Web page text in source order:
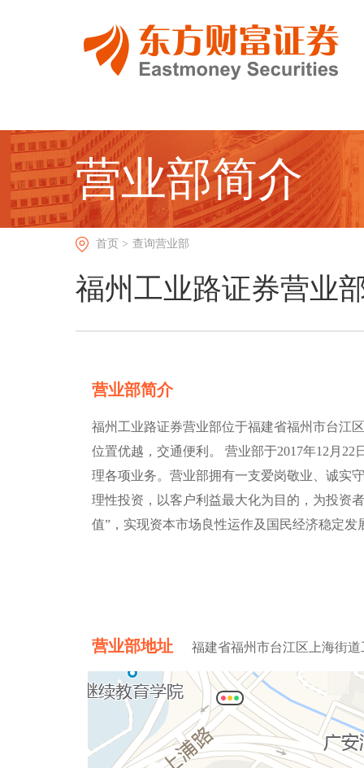
营业部简介
首页 > 查询营业部
福州工业路证券营业
营业部简介
福州工业路证券营业部位于福建省福州市台江
位置优越，交通便利。 营业部于2017年12月
理各项业务。营业部拥有一支爱岗敬业、诚实
理性投资，以客户利益最大化为目的，为投资
值”，实现资本市场良性运作及国民经济稳定发
营业部地址 福建省福州市台江区上海街